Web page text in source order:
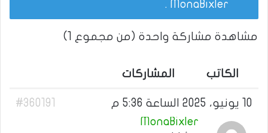
MonaBixler
.
مشاهدة مشاركة واحدة (من مجموع 1)
الكاتب المشاركات
10 يونيو، 2025 الساعة 5:36 م
#360191
MonaBixler